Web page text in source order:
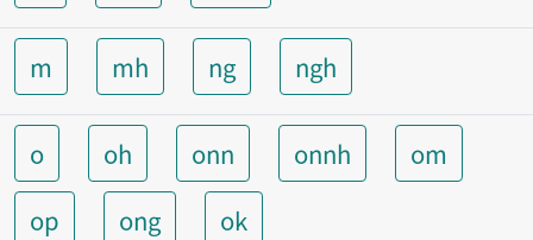
m mh ng ngh
o oh onn onnh
om
op
ong ok